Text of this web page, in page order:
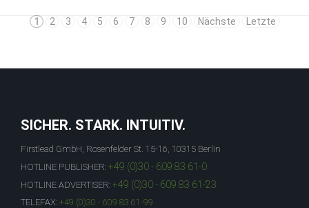
1 2 3 4 5 6 7 8 9 10 Nächste Letzte
SICHER. STARK. INTUITIV.
Firstlead GmbH, Rosenfelder St. 15-16, 10315 Berlin
HOTLINE PUBLISHER: +49 (0)30 - 609 83 61-0
HOTLINE ADVERTISER: +49 (0)30 - 609 83 61-23
TELEFAX: +49 (0)30 - 609 83 61-99